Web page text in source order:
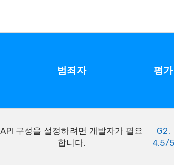
범죄자 평가
API 구성을 설정하려면 개발자가 필요
합니다.
G2,
4.5/5